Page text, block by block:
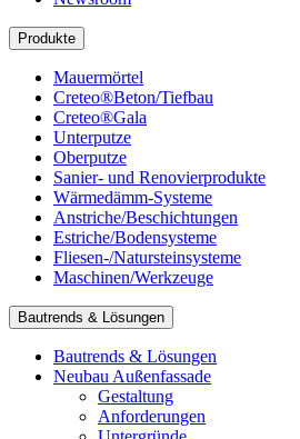
Produkte
Mauermörtel
Creteo®Beton/Tiefbau
Creteo®Gala
Unterputze
Oberputze
Sanier- und Renovierprodukte
Wärmedämm-Systeme
Anstriche/Beschichtungen
Estriche/Bodensysteme
Fliesen-/Natursteinsysteme
Maschinen/Werkzeuge
Bautrends & Lösungen
Bautrends & Lösungen
Neubau Außenfassade
Gestaltung
Anforderungen